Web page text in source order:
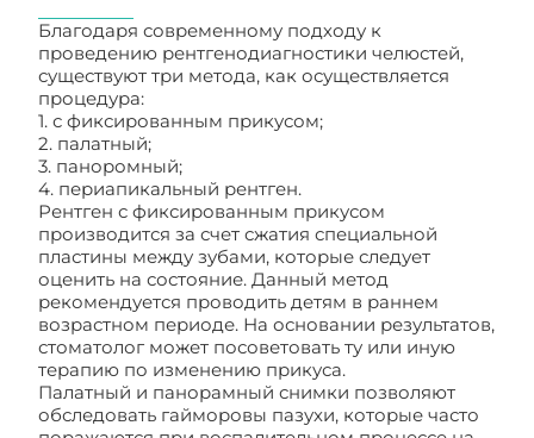
Благодаря современному подходу к
проведению рентгенодиагностики челюстей,
существуют три метода, как осуществляется
процедура:
1. с фиксированным прикусом;
2. палатный;
3. паноромный;
4. периапикальный рентген.
Рентген с фиксированным прикусом
производится за счет сжатия специальной
пластины между зубами, которые следует
оценить на состояние. Данный метод
рекомендуется проводить детям в раннем
возрастном периоде. На основании результатов,
стоматолог может посоветовать ту или иную
терапию по изменению прикуса.
Палатный и панорамный снимки позволяют
обследовать гайморовы пазухи, которые часто